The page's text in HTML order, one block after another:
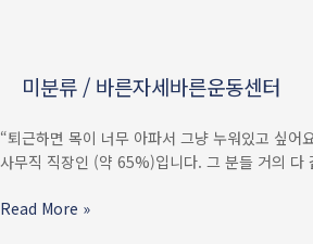
미분류 / 바른자세바른운동센터
“퇴근하면 목이 너무 아파서 그냥 누워있고 싶
사무직 직장인 (약 65%)입니다. 그 분들 거의
거북목,
5분
리셋
5가지
Read More »